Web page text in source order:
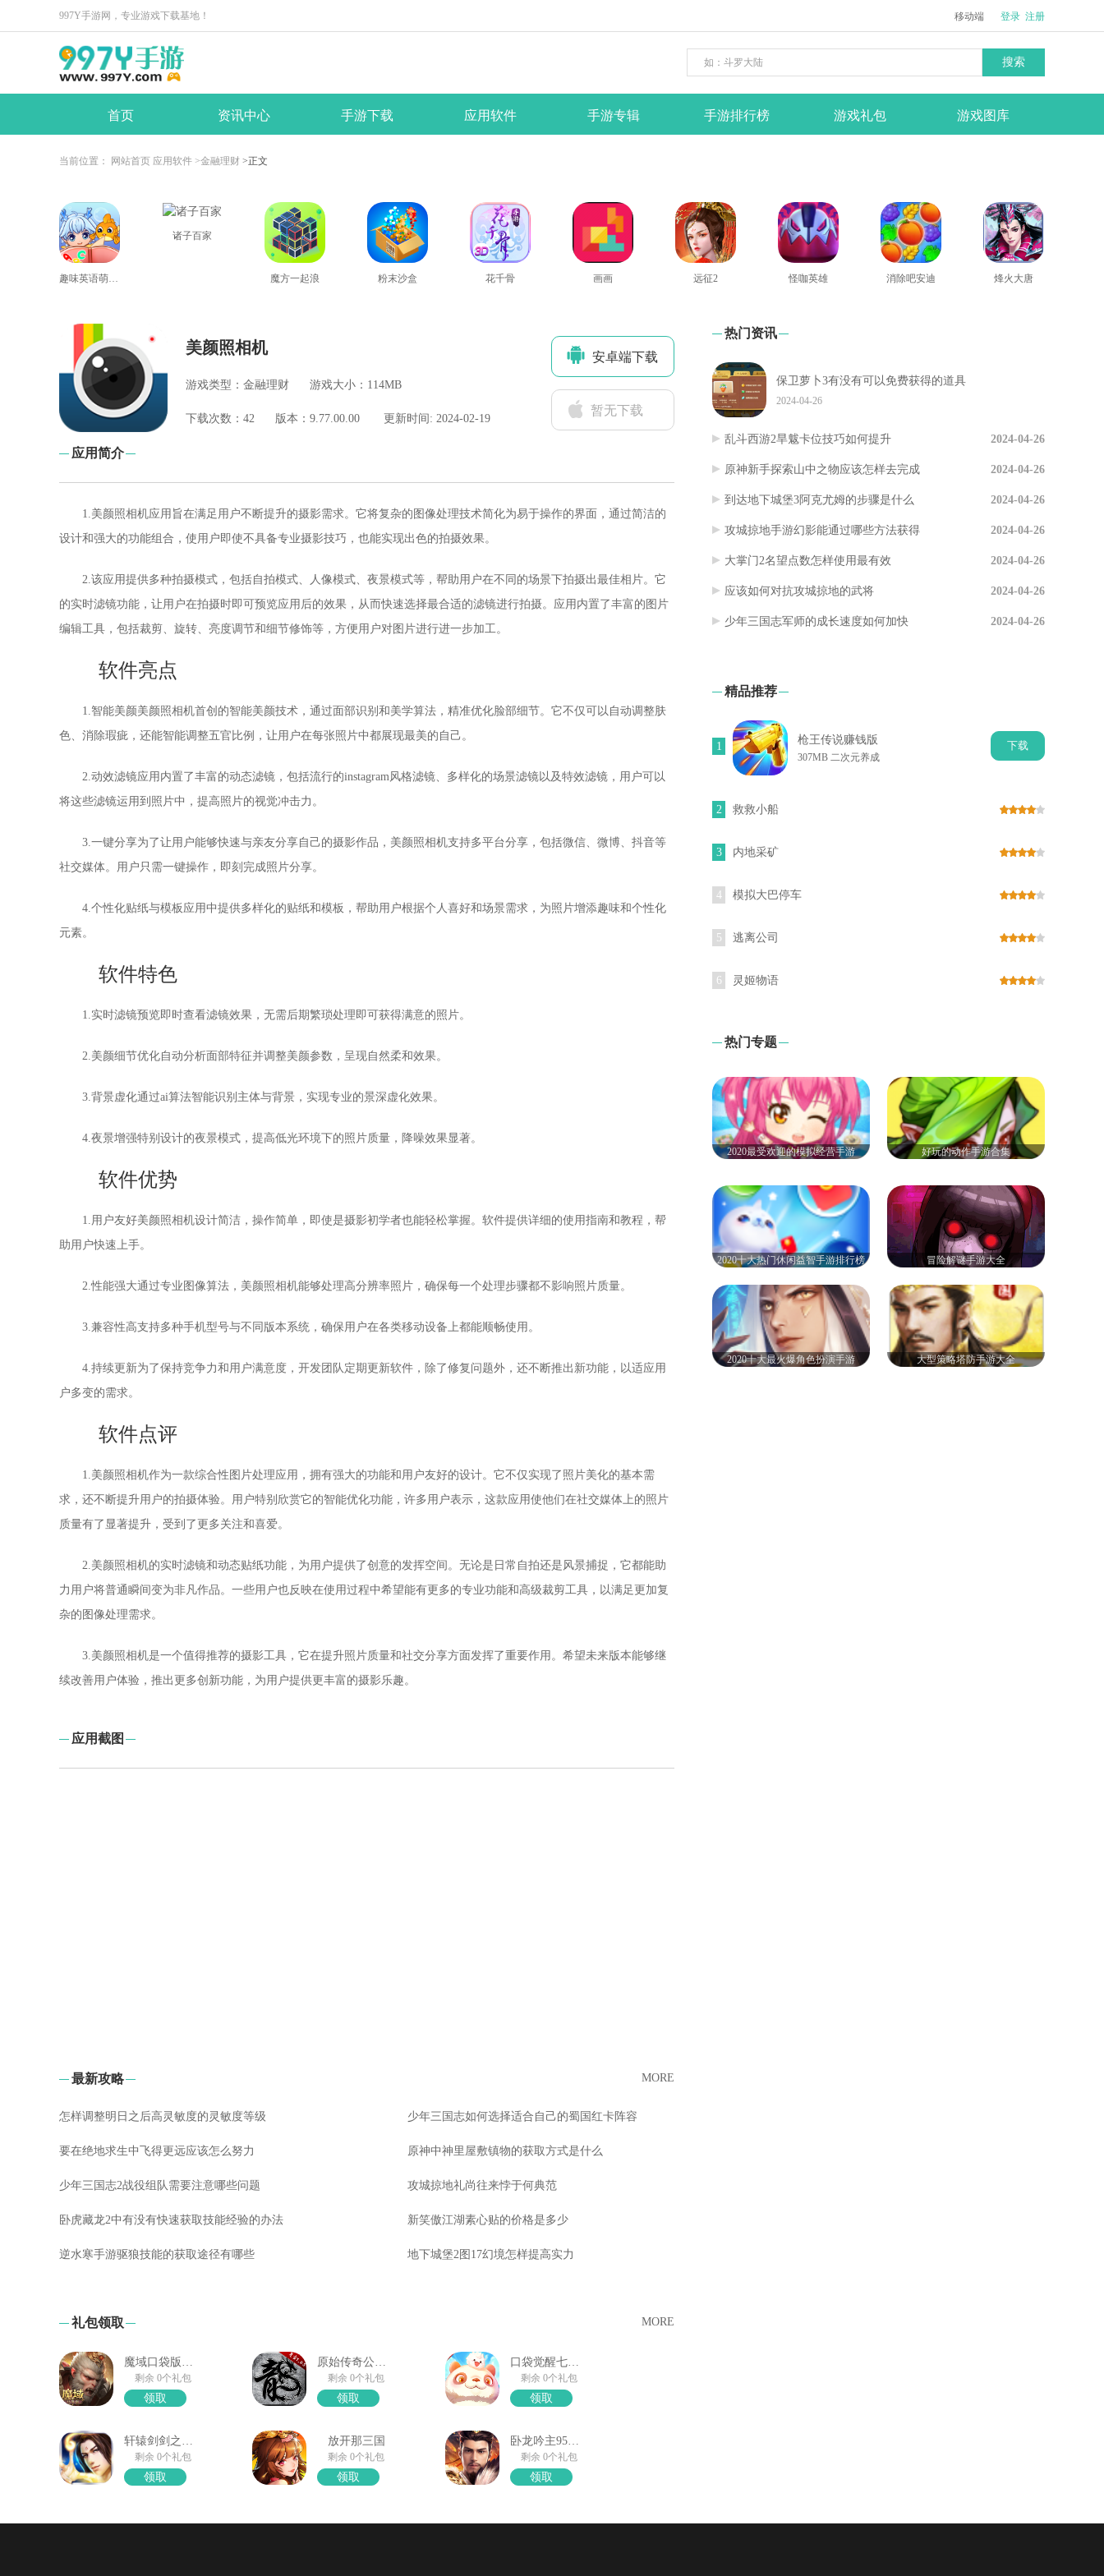
997Y手游网，专业游戏下载基地！ 移动端 登录 注册
搜索
首页 资讯中心 手游下载 应用软件 手游专辑 手游排行榜 游戏礼包 游戏图库
当前位置： 网站首页 应用软件 >金融理财 >正文
趣味英语萌宠团
诸子百家
魔方一起浪 粉末沙盒 花千骨 画画 远征2 怪咖英雄 消除吧安迪 烽火大唐
美颜照相机
游戏类型： 金融理财 游戏大小： 114MB
下载次数： 42 版本： 9.77.00.00 更新时间: 2024-02-19
安卓端下载
暂无下载
应用简介
1.美颜照相机应用旨在满足用户不断提升的摄影需求。它将复杂的图像处理技术简化为易于操作的界面，通过简洁的
设计和强大的功能组合，使用户即使不具备专业摄影技巧，也能实现出色的拍摄效果。
2.该应用提供多种拍摄模式，包括自拍模式、人像模式、夜景模式等，帮助用户在不同的场景下拍摄出最佳相片。它
的实时滤镜功能，让用户在拍摄时即可预览应用后的效果，从而快速选择最合适的滤镜进行拍摄。应用内置了丰富的图片
编辑工具，包括裁剪、旋转、亮度调节和细节修饰等，方便用户对图片进行进一步加工。
软件亮点
1.智能美颜美颜照相机首创的智能美颜技术，通过面部识别和美学算法，精准优化脸部细节。它不仅可以自动调整肤
色、消除瑕疵，还能智能调整五官比例，让用户在每张照片中都展现最美的自己。
2.动效滤镜应用内置了丰富的动态滤镜，包括流行的instagram风格滤镜、多样化的场景滤镜以及特效滤镜，用户可以
将这些滤镜运用到照片中，提高照片的视觉冲击力。
3.一键分享为了让用户能够快速与亲友分享自己的摄影作品，美颜照相机支持多平台分享，包括微信、微博、抖音等
社交媒体。用户只需一键操作，即刻完成照片分享。
4.个性化贴纸与模板应用中提供多样化的贴纸和模板，帮助用户根据个人喜好和场景需求，为照片增添趣味和个性化
元素。
软件特色
1.实时滤镜预览即时查看滤镜效果，无需后期繁琐处理即可获得满意的照片。
2.美颜细节优化自动分析面部特征并调整美颜参数，呈现自然柔和效果。
3.背景虚化通过ai算法智能识别主体与背景，实现专业的景深虚化效果。
4.夜景增强特别设计的夜景模式，提高低光环境下的照片质量，降噪效果显著。
软件优势
1.用户友好美颜照相机设计简洁，操作简单，即使是摄影初学者也能轻松掌握。软件提供详细的使用指南和教程，帮
助用户快速上手。
2.性能强大通过专业图像算法，美颜照相机能够处理高分辨率照片，确保每一个处理步骤都不影响照片质量。
3.兼容性高支持多种手机型号与不同版本系统，确保用户在各类移动设备上都能顺畅使用。
4.持续更新为了保持竞争力和用户满意度，开发团队定期更新软件，除了修复问题外，还不断推出新功能，以适应用
户多变的需求。
软件点评
1.美颜照相机作为一款综合性图片处理应用，拥有强大的功能和用户友好的设计。它不仅实现了照片美化的基本需
求，还不断提升用户的拍摄体验。用户特别欣赏它的智能优化功能，许多用户表示，这款应用使他们在社交媒体上的照片
质量有了显著提升，受到了更多关注和喜爱。
2.美颜照相机的实时滤镜和动态贴纸功能，为用户提供了创意的发挥空间。无论是日常自拍还是风景捕捉，它都能助
力用户将普通瞬间变为非凡作品。一些用户也反映在使用过程中希望能有更多的专业功能和高级裁剪工具，以满足更加复
杂的图像处理需求。
3.美颜照相机是一个值得推荐的摄影工具，它在提升照片质量和社交分享方面发挥了重要作用。希望未来版本能够继
续改善用户体验，推出更多创新功能，为用户提供更丰富的摄影乐趣。
应用截图
最新攻略 MORE
怎样调整明日之后高灵敏度的灵敏度等级 少年三国志如何选择适合自己的蜀国红卡阵容
要在绝地求生中飞得更远应该怎么努力 原神中神里屋敷镇物的获取方式是什么
少年三国志2战役组队需要注意哪些问题 攻城掠地礼尚往来悖于何典范
卧虎藏龙2中有没有快速获取技能经验的办法 新笑傲江湖素心贴的价格是多少
逆水寒手游驱狼技能的获取途径有哪些 地下城堡2图17幻境怎样提高实力
礼包领取 MORE
魔域口袋版馈赠礼箱
剩余 0个礼包
领取
原始传奇公测大礼包
剩余 0个礼包
领取
口袋觉醒七夕礼包
剩余 0个礼包
领取
轩辕剑剑之源礼包领取
剩余 0个礼包
领取
放开那三国
剩余 0个礼包
领取
卧龙吟主95公节礼包
剩余 0个礼包
领取
热门资讯
保卫萝卜3有没有可以免费获得的道具
2024-04-26
乱斗西游2旱魃卡位技巧如何提升 2024-04-26
原神新手探索山中之物应该怎样去完成 2024-04-26
到达地下城堡3阿克尤姆的步骤是什么 2024-04-26
攻城掠地手游幻影能通过哪些方法获得 2024-04-26
大掌门2名望点数怎样使用最有效 2024-04-26
应该如何对抗攻城掠地的武将 2024-04-26
少年三国志军师的成长速度如何加快 2024-04-26
精品推荐
1
枪王传说赚钱版
307MB 二次元养成
下载
2 救救小船
3 内地采矿
4 模拟大巴停车
5 逃离公司
6 灵姬物语
热门专题
2020最受欢迎的模拟经营手游 好玩的动作手游合集
2020十大热门休闲益智手游排行榜 冒险解谜手游大全
2020十大最火爆角色扮演手游 大型策略塔防手游大全